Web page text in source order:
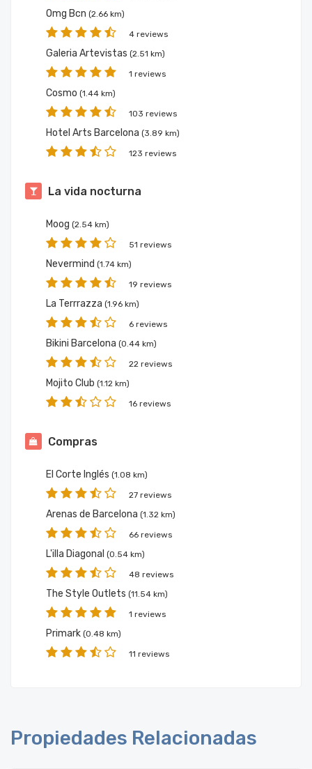
Omg Bcn (2.66 km)
4 reviews
Galeria Artevistas (2.51 km)
1 reviews
Cosmo (1.44 km)
103 reviews
Hotel Arts Barcelona (3.89 km)
123 reviews
La vida nocturna
Moog (2.54 km)
51 reviews
Nevermind (1.74 km)
19 reviews
La Terrrazza (1.96 km)
6 reviews
Bikini Barcelona (0.44 km)
22 reviews
Mojito Club (1.12 km)
16 reviews
Compras
El Corte Inglés (1.08 km)
27 reviews
Arenas de Barcelona (1.32 km)
66 reviews
L'illa Diagonal (0.54 km)
48 reviews
The Style Outlets (11.54 km)
1 reviews
Primark (0.48 km)
11 reviews
Propiedades Relacionadas